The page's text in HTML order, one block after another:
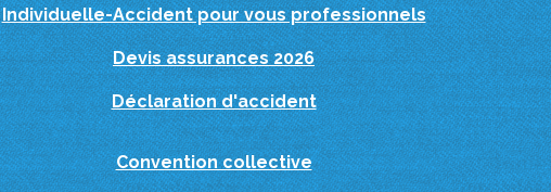
Individuelle-Accident pour vous professionnels
Devis assurances 2026
Déclaration d'accident
Convention collective